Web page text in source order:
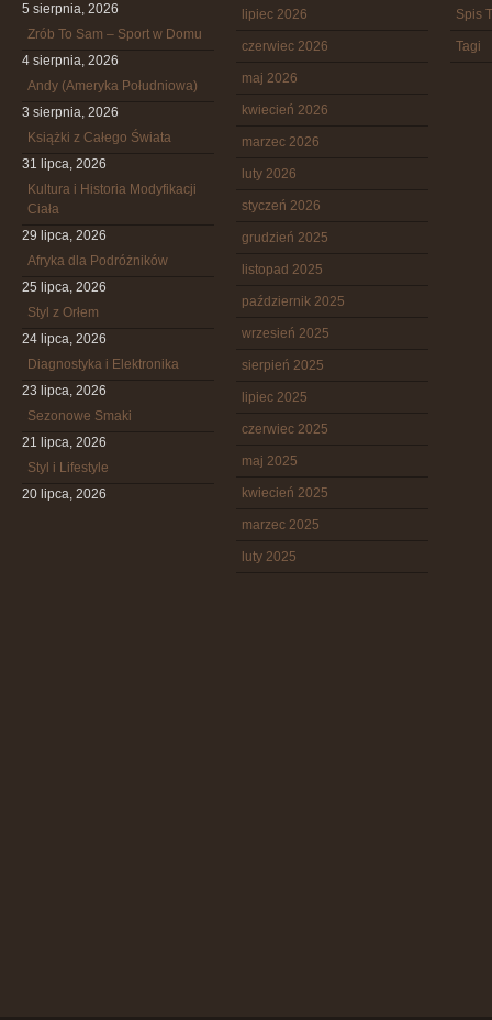
5 sierpnia, 2026
Zrób To Sam – Sport w Domu
4 sierpnia, 2026
Andy (Ameryka Południowa)
3 sierpnia, 2026
Książki z Całego Świata
31 lipca, 2026
Kultura i Historia Modyfikacji
Ciała
29 lipca, 2026
Afryka dla Podróżników
25 lipca, 2026
Styl z Orłem
24 lipca, 2026
Diagnostyka i Elektronika
23 lipca, 2026
Sezonowe Smaki
21 lipca, 2026
Styl i Lifestyle
20 lipca, 2026
lipiec 2026
czerwiec 2026
maj 2026
kwiecień 2026
marzec 2026
luty 2026
styczeń 2026
grudzień 2025
listopad 2025
październik 2025
wrzesień 2025
sierpień 2025
lipiec 2025
czerwiec 2025
maj 2025
kwiecień 2025
marzec 2025
luty 2025
Spis
Tagi